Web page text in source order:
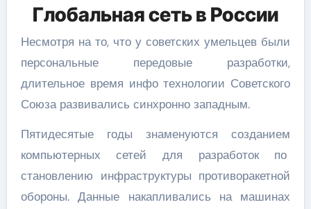
Глобальная сеть в России
Несмотря на то, что у советских умельцев были
персональные передовые разработки,
длительное время инфо технологии Советского
Союза развивались синхронно западным.
Пятидесятые годы знаменуются созданием
компьютерных сетей для разработок по
становлению инфраструктуры противоракетной
обороны. Данные накапливались на машинах